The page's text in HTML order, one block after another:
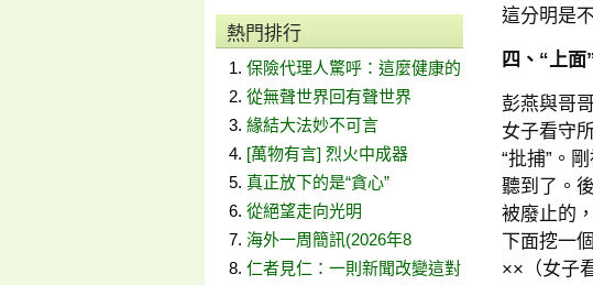
熱門排行
保險代理人驚呼：這麼健康的
從無聲世界回有聲世界
緣結大法妙不可言
[萬物有言] 烈火中成器
真正放下的是“貪心”
從絕望走向光明
海外一周簡訊(2026年8
仁者見仁：一則新聞改變這對
這分明是
四、“上
彭燕與哥
女子看守
“批捕”。
聽到了。
被廢止的
下面挖一
××（女子